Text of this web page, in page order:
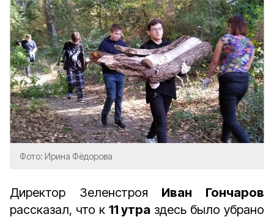
Фото: Ирина Фёдорова
Директор Зеленстроя Иван Гончаров
рассказал, что к 11 утра здесь было убрано